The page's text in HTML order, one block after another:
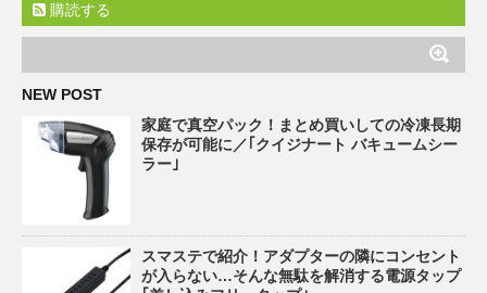
購読する
NEW POST
家庭で真空パック！まとめ買いしての冷凍長期
保存が可能に／｢クイジナート バキュームシー
ラー｣
スマステで紹介！アダプターの隣にコンセント
が入らない…そんな無駄を解消する電源タップ